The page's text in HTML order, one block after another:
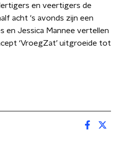
en veertigers de
acht 's avonds zijn een
en Jessica Mannee vertellen
‘VroegZat’ uitgroeide tot